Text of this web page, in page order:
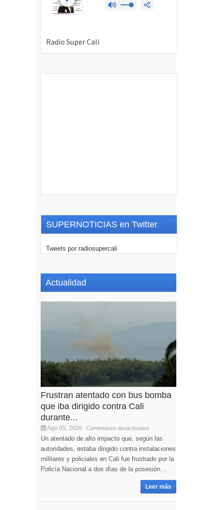
SUPERNOTICIAS en Twitter
Tweets por radiosupercali
Actualidad
Frustran atentado con bus bomba
que iba dirigido contra Cali
durante...
Ago 05, 2026 Comentarios desactivados
Un atentado de alto impacto que, según las
autoridades, estaba dirigido contra instalaciones
militares y policiales en Cali fue frustrado por la
Policía Nacional a dos días de la posesión...
Leer más